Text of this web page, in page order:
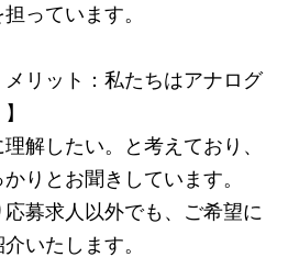
っています。
メリット：私たちはアナログ
解したい。と考えており、
りとお聞きしています。
募求人以外でも、ご希望に
いたします。